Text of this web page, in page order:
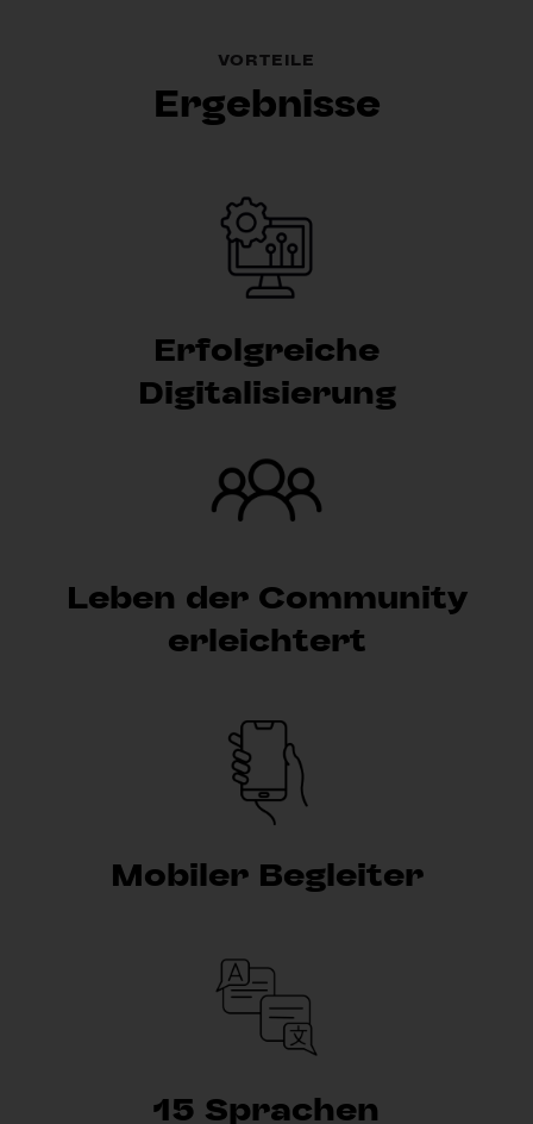
VORTEILE
Ergebnisse
Erfolgreiche
Digitalisierung
Leben der Community
erleichtert
Mobiler Begleiter
15 Sprachen